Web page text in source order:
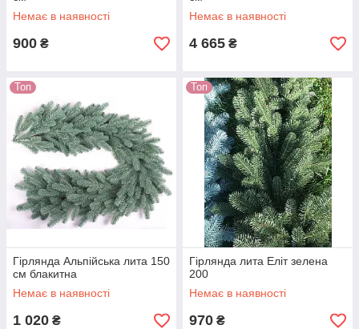
Немає в наявності
900 ₴
Немає в наявності
4 665 ₴
Топ
Гірлянда Альпійська лита 150
см блакитна
Немає в наявності
1 020 ₴
Топ
Гірлянда лита Еліт зелена
200
Немає в наявності
970 ₴